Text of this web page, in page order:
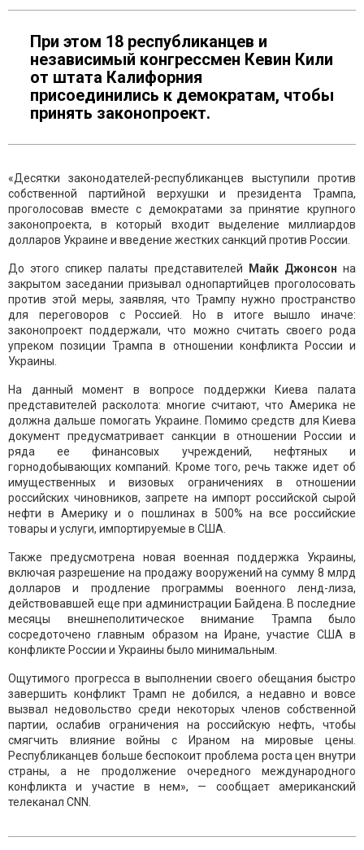
При этом 18 республиканцев и
независимый конгрессмен Кевин Кили
от штата Калифорния
присоединились к демократам, чтобы
принять законопроект.
«Десятки законодателей-республиканцев выступили против
собственной партийной верхушки и президента Трампа,
проголосовав вместе с демократами за принятие крупного
законопроекта, в который входит выделение миллиардов
долларов Украине и введение жестких санкций против России.
До этого спикер палаты представителей Майк Джонсон на
закрытом заседании призывал однопартийцев проголосовать
против этой меры, заявляя, что Трампу нужно пространство
для переговоров с Россией. Но в итоге вышло иначе:
законопроект поддержали, что можно считать своего рода
упреком позиции Трампа в отношении конфликта России и
Украины.
На данный момент в вопросе поддержки Киева палата
представителей расколота: многие считают, что Америка не
должна дальше помогать Украине. Помимо средств для Киева
документ предусматривает санкции в отношении России и
ряда ее финансовых учреждений, нефтяных и
горнодобывающих компаний. Кроме того, речь также идет об
имущественных и визовых ограничениях в отношении
российских чиновников, запрете на импорт российской сырой
нефти в Америку и о пошлинах в 500% на все российские
товары и услуги, импортируемые в США.
Также предусмотрена новая военная поддержка Украины,
включая разрешение на продажу вооружений на сумму 8 млрд
долларов и продление программы военного ленд-лиза,
действовавшей еще при администрации Байдена. В последние
месяцы внешнеполитическое внимание Трампа было
сосредоточено главным образом на Иране, участие США в
конфликте России и Украины было минимальным.
Ощутимого прогресса в выполнении своего обещания быстро
завершить конфликт Трамп не добился, а недавно и вовсе
вызвал недовольство среди некоторых членов собственной
партии, ослабив ограничения на российскую нефть, чтобы
смягчить влияние войны с Ираном на мировые цены.
Республиканцев больше беспокоит проблема роста цен внутри
страны, а не продолжение очередного международного
конфликта и участие в нем», — сообщает американский
телеканал CNN.